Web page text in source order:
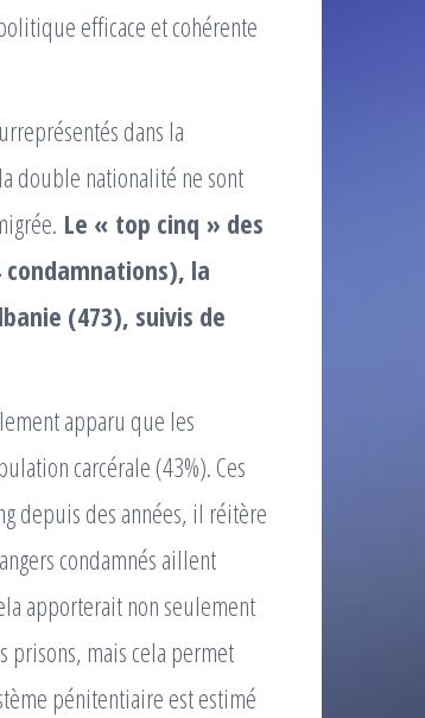
efficace et cohérente
dans la
double nationalité ne sont
Le « top cinq » des
condamnations), la
(473), suivis de
apparu que les
carcérale (43%). Ces
depuis des années, il réitère
condamnés aillent
apporterait non seulement
mais cela permet
pénitentiaire est estimé